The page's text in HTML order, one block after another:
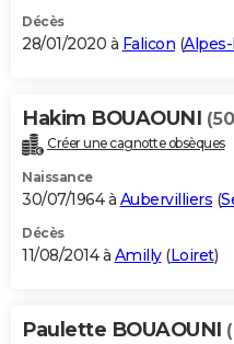
Décès
28/01/2020 à Falicon (
Hakim BOUAOUNI
Créer une cagnotte obsèques
Naissance
30/07/1964 à Aubervilliers (
Décès
11/08/2014 à Amilly(Loiret)
Paulette BOUAOUNI